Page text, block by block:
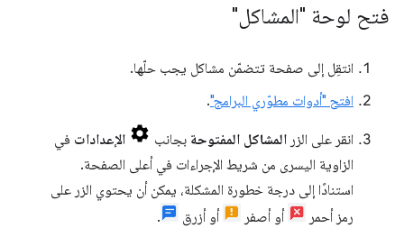
فتح لوحة "المشاكل"
انتقِل إلى صفحة تتضمّن مشاكل يجب حلّها.
افتح "أدوات مطوّري البرامج".
انقر على الزر المشاكل المفتوحة بجانب الإعدادات في
الزاوية اليسرى من شريط الإجراءات في أعلى الصفحة.
استنادًا إلى درجة خطورة المشكلة، يمكن أن يحتوي الزر على
رمز أحمر
أو أصفر أو أزرق .